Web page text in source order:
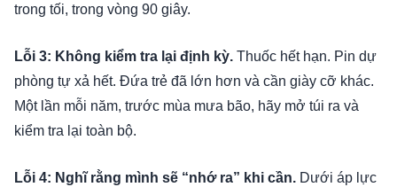
trong tối, trong vòng 90 giây.
Lỗi 3: Không kiểm tra lại định kỳ. Thuốc hết hạn. Pin dự
phòng tự xả hết. Đứa trẻ đã lớn hơn và cần giày cỡ khác.
Một lần mỗi năm, trước mùa mưa bão, hãy mở túi ra và
kiểm tra lại toàn bộ.
Lỗi 4: Nghĩ rằng mình sẽ “nhớ ra” khi cần. Dưới áp lực